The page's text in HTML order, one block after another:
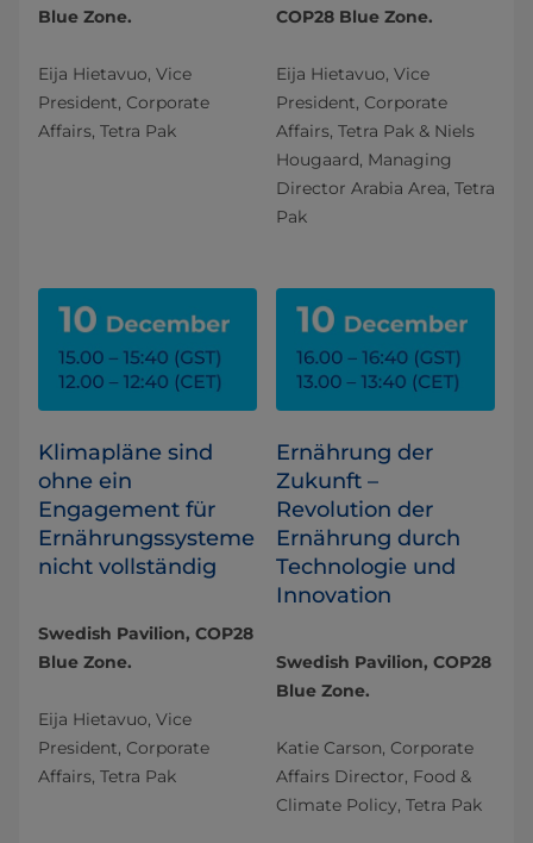
Blue Zone.
Eija Hietavuo, Vice
President, Corporate
Affairs, Tetra Pak
COP28 Blue Zone.
Eija Hietavuo, Vice
President, Corporate
Affairs, Tetra Pak & Niels
Hougaard, Managing
Director Arabia Area, Tetra
Pak
Klimapläne sind
ohne ein
Engagement für
Ernährungssysteme
nicht vollständig
Swedish Pavilion, COP28
Blue Zone.
Eija Hietavuo, Vice
President, Corporate
Affairs, Tetra Pak
Ernährung der
Zukunft –
Revolution der
Ernährung durch
Technologie und
Innovation
Swedish Pavilion, COP28
Blue Zone.
Katie Carson, Corporate
Affairs Director, Food &
Climate Policy, Tetra Pak